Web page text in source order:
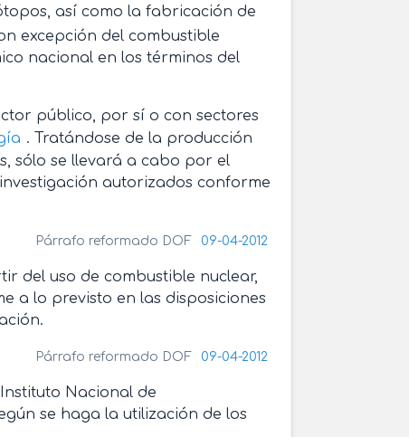
así como la fabricación de
excepción del combustible
nacional en los términos del
público, por sí o con sectores
. Tratándose de la producción
sólo se llevará a cabo por el
autorizados conforme
Párrafo reformado DOF 09-04-2012
del uso de combustible nuclear,
a lo previsto en las disposiciones
Párrafo reformado DOF 09-04-2012
Nacional de
se haga la utilización de los